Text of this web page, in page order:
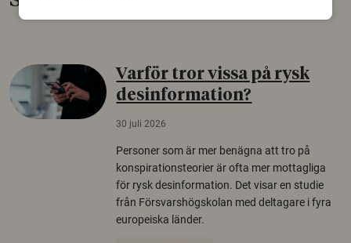
Varför tror vissa på rysk
desinformation?
30 juli 2026
Personer som är mer benägna att tro på
konspirationsteorier är ofta mer mottagliga
för rysk desinformation. Det visar en studie
från Försvarshögskolan med deltagare i fyra
europeiska länder.